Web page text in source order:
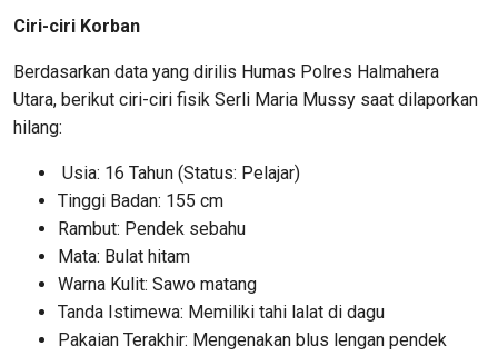
Ciri-ciri Korban
Berdasarkan data yang dirilis Humas Polres Halmahera
Utara, berikut ciri-ciri fisik Serli Maria Mussy saat dilaporkan
hilang:
Usia: 16 Tahun (Status: Pelajar)
Tinggi Badan: 155 cm
Rambut: Pendek sebahu
Mata: Bulat hitam
Warna Kulit: Sawo matang
Tanda Istimewa: Memiliki tahi lalat di dagu
Pakaian Terakhir: Mengenakan blus lengan pendek